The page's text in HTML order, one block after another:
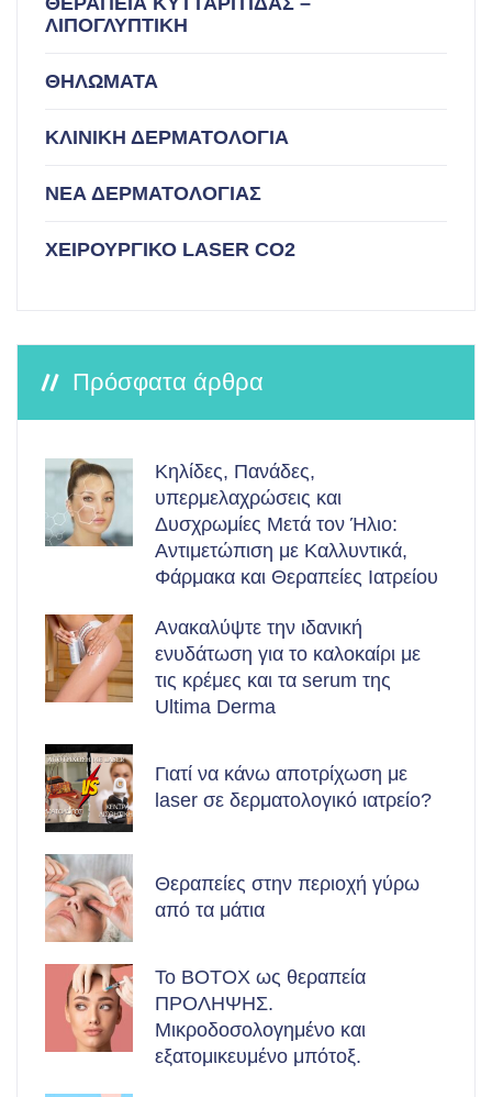
ΛΙΠΟΓΛΥΠΤΙΚΗ
ΘΗΛΩΜΑΤΑ
ΚΛΙΝΙΚΗ ΔΕΡΜΑΤΟΛΟΓΙΑ
ΝΕΑ ΔΕΡΜΑΤΟΛΟΓΙΑΣ
ΧΕΙΡΟΥΡΓΙΚΟ LASER CO2
Πρόσφατα άρθρα
Κηλίδες, Πανάδες,
υπερμελαχρώσεις και
Δυσχρωμίες Μετά τον Ήλιο:
Αντιμετώπιση με Καλλυντικά,
Φάρμακα και Θεραπείες Ιατρείου
Ανακαλύψτε την ιδανική
ενυδάτωση για το καλοκαίρι με
τις κρέμες και τα serum της
Ultima Derma
Γιατί να κάνω αποτρίχωση με
laser σε δερματολογικό ιατρείο?
Θεραπείες στην περιοχή γύρω
από τα μάτια
Το BOTOX ως θεραπεία
ΠΡΟΛΗΨΗΣ.
Μικροδοσολογημένο και
εξατομικευμένο μπότοξ.